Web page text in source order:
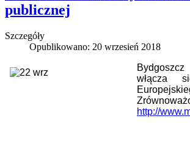
publicznej
Szczegóły
Opublikowano: 20 wrzesień 2018
włącza
http://